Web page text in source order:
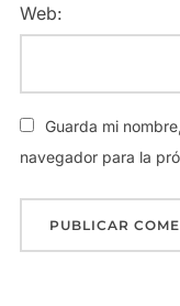
Web:
Guarda mi
navegador para la